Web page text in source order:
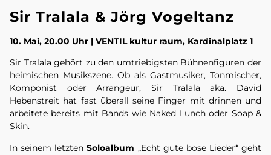
Sir Tralala & Jörg Vogeltanz
10. Mai, 20.00 Uhr | VENTIL kultur raum, Kardinalplatz 1
Sir Tralala gehört zu den umtriebigsten Bühnenfiguren der
heimischen Musikszene. Ob als Gastmusiker, Tonmischer,
Komponist oder Arrangeur, Sir Tralala aka. David
Hebenstreit hat fast überall seine Finger mit drinnen und
arbeitete bereits mit Bands wie Naked Lunch oder Soap &
Skin.
In seinem letztenSoloalbum „Echt gute böse Lieder“ geht